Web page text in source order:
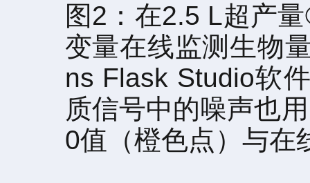
图2：在2.5 L超产
变量在线监测生物
ns Flask Studio软
质信号中的噪声也
0值（橙色点）与在